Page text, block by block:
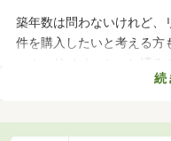
築年数は問わないけれど、
件を購入したいと考える方
ーム・リノベーション済
なっていることがポイン
済みの中古マンションを紹
続